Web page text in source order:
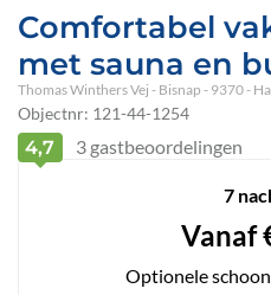
Comfortabel
met sauna en
Thomas Winthers Vej - Bisnap - 9370 -
Objectnr: 121-44-1254
4,7 3gastbeoordelingen
7
Vanaf
Optionele